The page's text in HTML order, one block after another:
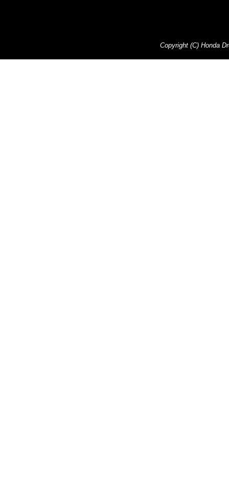
Copyright (C) Honda